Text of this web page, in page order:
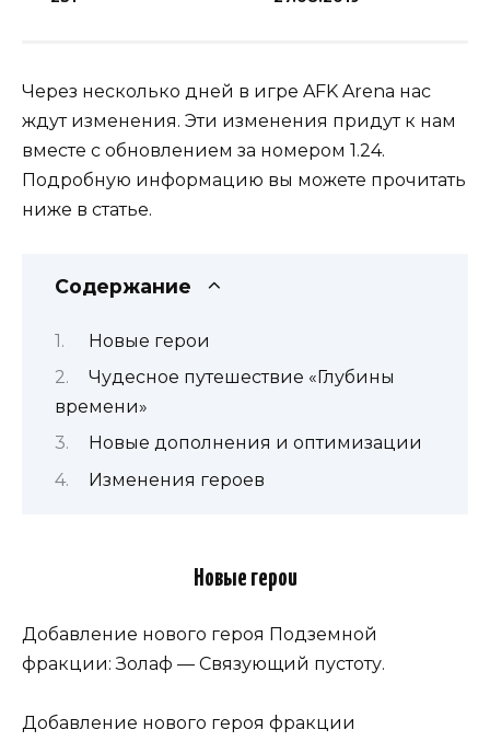
Через несколько дней в игре AFK Arena нас
ждут изменения. Эти изменения придут к нам
вместе с обновлением за номером 1.24.
Подробную информацию вы можете прочитать
ниже в статье.
Содержание
Новые герои
Чудесное путешествие «Глубины
времени»
Новые дополнения и оптимизации
Изменения героев
Новые герои
Добавление нового героя Подземной
фракции: Золаф — Связующий пустоту.
Добавление нового героя фракции